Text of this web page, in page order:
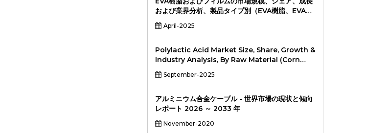
および業界分析、製品タイプ別（EVA樹脂、EVAフ
ィルム）、用途別（包装、自動車、建設、再生可能
エネルギー、ヘルスケア、その他）、エンドユーザ
界、再生可能エネルギー業界、その他）、2026-
2033年
April-2025
Polylactic Acid Market Size, Share, Growth &
Industry Analysis, By Raw Material (Corn
Starch, Sugarcane & Sugar Beet, Cassava,
Other Raw Materials), By Form (Films &
Forms), By End-User Industry (Packaging
(Food Packaging, Non-Food Packaging),
Textiles (Apparel, Nonwovens), Agriculture,
Automotive & Transportation, Electronics,
September-2025
アルミニウム合金ケーブル - 世界市場の現状と傾向
レポート 2026 ～ 2033 年
November-2020